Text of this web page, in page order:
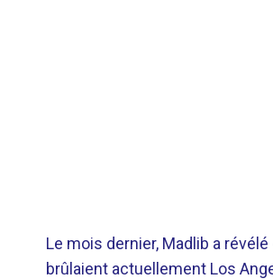
Le mois dernier, Madlib a
brûlaient actuellement Los